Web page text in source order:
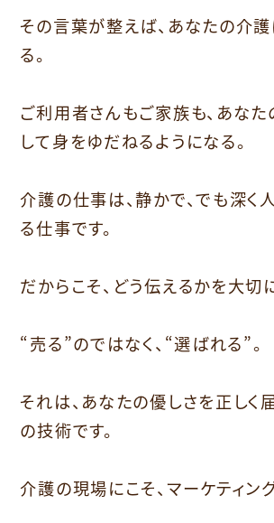
その言葉が整えば、あなたの介
る。
ご利用者さんもご家族も、あな
して身をゆだねるようになる。
介護の仕事は、静かで、でも深く
る仕事です。
だからこそ、どう伝えるかを大切
“売る”のではなく、“選ばれる”。
それは、あなたの優しさを正しく
の技術です。
介護の現場にこそ、マーケティン